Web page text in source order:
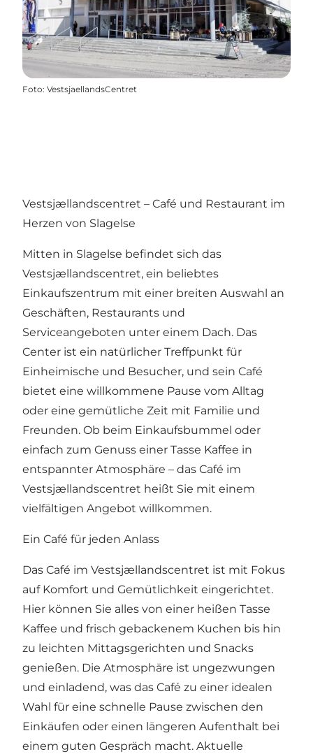
Foto: VestsjaellandsCentret
Vestsjællandscentret – Café und Restaurant im
Herzen von Slagelse
Mitten in Slagelse befindet sich das
Vestsjællandscentret, ein beliebtes
Einkaufszentrum mit einer breiten Auswahl an
Geschäften, Restaurants und
Serviceangeboten unter einem Dach. Das
Center ist ein natürlicher Treffpunkt für
Einheimische und Besucher, und sein Café
bietet eine willkommene Pause vom Alltag
oder eine gemütliche Zeit mit Familie und
Freunden. Ob beim Einkaufsbummel oder
einfach zum Genuss einer Tasse Kaffee in
entspannter Atmosphäre – das Café im
Vestsjællandscentret heißt Sie mit einem
vielfältigen Angebot willkommen.
Ein Café für jeden Anlass
Das Café im Vestsjællandscentret ist mit Fokus
auf Komfort und Gemütlichkeit eingerichtet.
Hier können Sie alles von einer heißen Tasse
Kaffee und frisch gebackenem Kuchen bis hin
zu leichten Mittagsgerichten und Snacks
genießen. Die Atmosphäre ist ungezwungen
und einladend, was das Café zu einer idealen
Wahl für eine schnelle Pause zwischen den
Einkäufen oder einen längeren Aufenthalt bei
einem guten Gespräch macht. Aktuelle